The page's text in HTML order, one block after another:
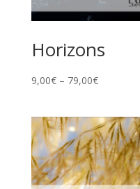
Horizons
9,00€– 79,00€